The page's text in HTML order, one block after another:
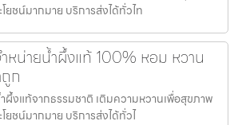
ยชน์มากมาย บริการส่งได้ทั่วไท
หน่ายน้ำผึ้งแท้ 100% หอม หวาน
ก
งแท้จากธรรมชาติ เติมความหวานเพื่อสุขภาพ
ยชน์มากมาย บริการส่งได้ทั่วไ